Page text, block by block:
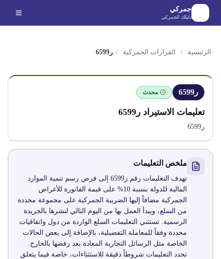
الانتقال إلى المحتوى الرئيسي
جمركي
دليلك الجمركي
الرئيسية القرارات الجمركية ر6599
ر6599 محدث
تعليمات الاستيراد ر6599
ر6599
ملخص التعليمات
تهدف التعليمات رقم ر6599 إلى فرض رسم تنمية الموارد
المالية للدولة بنسبة 10% على قيمة الفاتورة للأغراض
الجمركية مضافاً إليها الضريبة الجمركية على مجموعة محددة
من السلع، ويبدأ العمل بها من اليوم التالي لنشرها بالجريدة
الرسمية. تستثني التعليمات السلع الواردة من دول واتفاقيات
محددة وفقاً للمعاملة التفضيلية، بالإضافة إلى بعض الحالات
الخاصة مثل الرسائل التجارية المعادة بعد رفضها بالخارج.
تحدد التعليمات شروطاً دقيقة للاستثناءات، خاصة فيما يتعلق